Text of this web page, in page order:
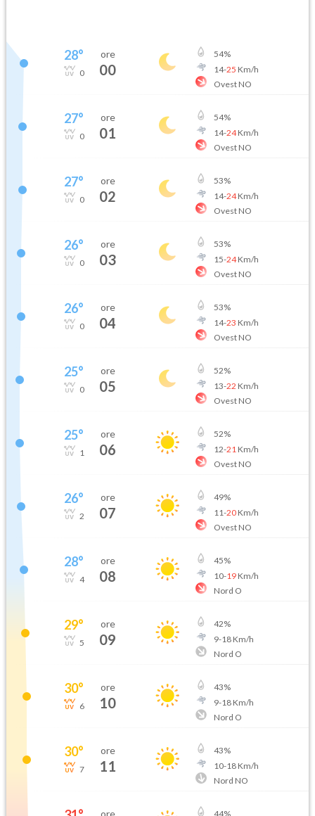
28°
0
ore
00
54%
14-25 Km/h
Ovest NO
27°
0
ore
01
54%
14-24Km/h
Ovest NO
27°
0
ore
02
53%
14-24Km/h
Ovest NO
26°
0
ore
03
53%
15-24Km/h
Ovest NO
26°
0
ore
04
53%
14-23 Km/h
Ovest NO
25°
0
ore
05
52%
13-22 Km/h
Ovest NO
25°
1
ore
06
52%
12-21 Km/h
Ovest NO
26°
2
ore
07
49%
11-20Km/h
Ovest NO
28°
4
ore
08
45%
10-19Km/h
Nord O
29°
5
ore
09
42%
9-18Km/h
Nord O
30°
6
ore
10
43%
9-18Km/h
Nord O
30°
7
ore
11
43%
10-18Km/h
Nord NO
ore 44%